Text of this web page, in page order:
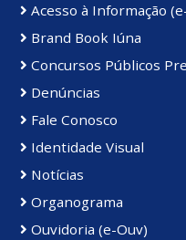
Acesso à Informação
Brand Book Iúna
Concursos Públicos
Denúncias
Fale Conosco
Identidade Visual
Notícias
Organograma
Ouvidoria (e-Ouv)